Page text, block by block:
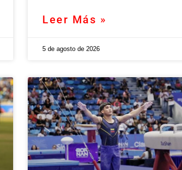
Leer Más »
5 de agosto de 2026